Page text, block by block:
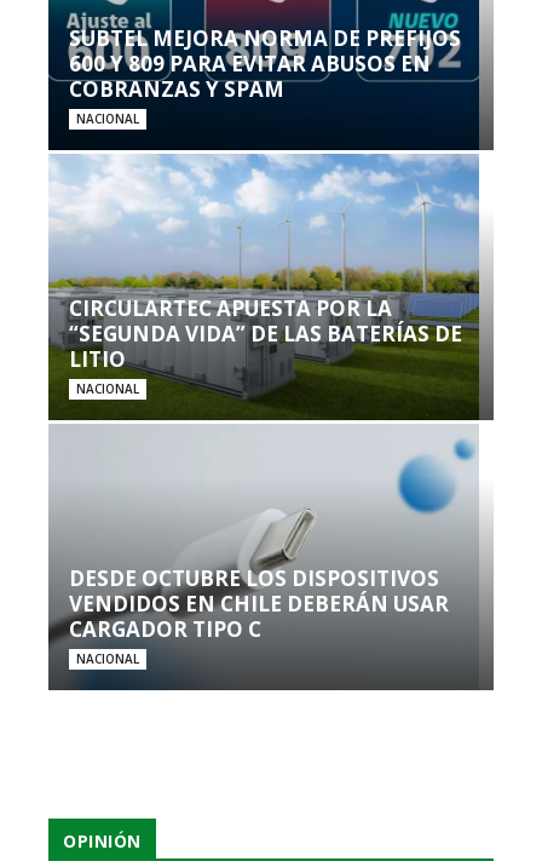
SUBTEL MEJORA NORMA DE PREFIJOS
600 Y 809 PARA EVITAR ABUSOS EN
COBRANZAS Y SPAM
NACIONAL
CIRCULARTEC APUESTA POR LA
“SEGUNDA VIDA” DE LAS BATERÍAS DE
LITIO
NACIONAL
DESDE OCTUBRE LOS DISPOSITIVOS
VENDIDOS EN CHILE DEBERÁN USAR
CARGADOR TIPO C
NACIONAL
OPINIÓN